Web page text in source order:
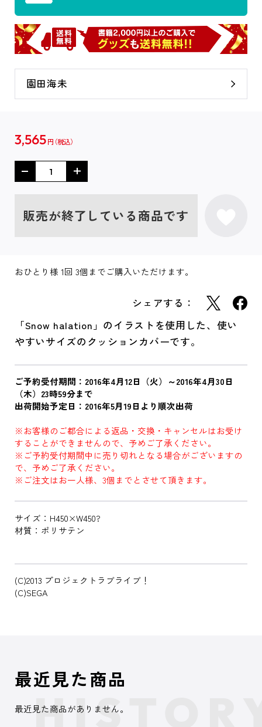
園田海未
3,565 円
販売が終了している商品です
おひとり様 1回 3個までご購入いただけます。
シェアする：
「Snow halation」のイラストを使用した、使い
やすいサイズのクッションカバーです。
ご予約受付期間：2016年4月12日（火）～2016年4月30日
（木）23時59分まで
出荷開始予定日：2016年5月19日より順次出荷
※お客様のご都合による返品・交換・キャンセルはお受け
することができませんので、予めご了承ください。
※ご予約受付期間中に売り切れとなる場合がございますの
で、予めご了承ください。
※ご注文はお一人様、3個までとさせて頂きます。
サイズ：H450×W450?
材質：ポリサテン
(C)2013 プロジェクトラブライブ！
(C)SEGA
最近見た商品
最近見た商品がありません。